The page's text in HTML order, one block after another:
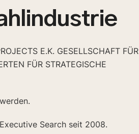
E.K. GESELLSCHAFT FÜR
FÜR STRATEGISCHE
Search seit 2008.